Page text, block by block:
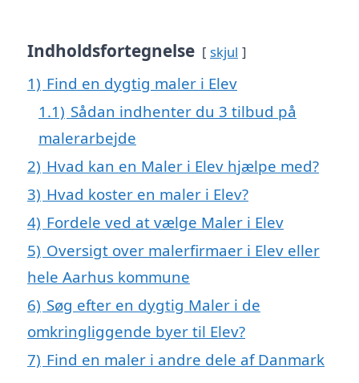
Indholdsfortegnelse skjul
1) Find en dygtig maler i Elev
1.1) Sådan indhenter du 3 tilbud på
malerarbejde
2) Hvad kan en Maler i Elev hjælpe med?
3) Hvad koster en maler i Elev?
4) Fordele ved at vælge Maler i Elev
5) Oversigt over malerfirmaer i Elev eller
hele Aarhus kommune
6) Søg efter en dygtig Maler i de
omkringliggende byer til Elev?
7) Find en maler i andre dele af Danmark